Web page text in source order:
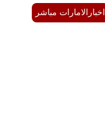
اخبارالامارات مباشر